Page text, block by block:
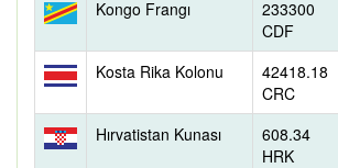
Kongo Frangı
233300
CDF
Kosta Rika Kolonu
42418.18
CRC
Hırvatistan Kunası
608.34
HRK